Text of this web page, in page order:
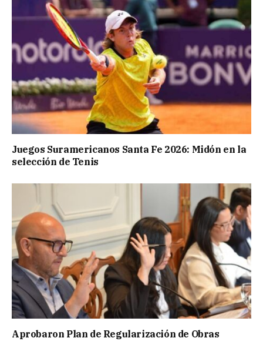
Juegos Suramericanos Santa Fe 2026: Midón en la
selección de Tenis
Aprobaron Plan de Regularización de Obras